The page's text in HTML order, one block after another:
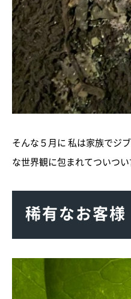
そんな５月に 私は家族でジ
な世界観に包まれてつい
稀有なお客様